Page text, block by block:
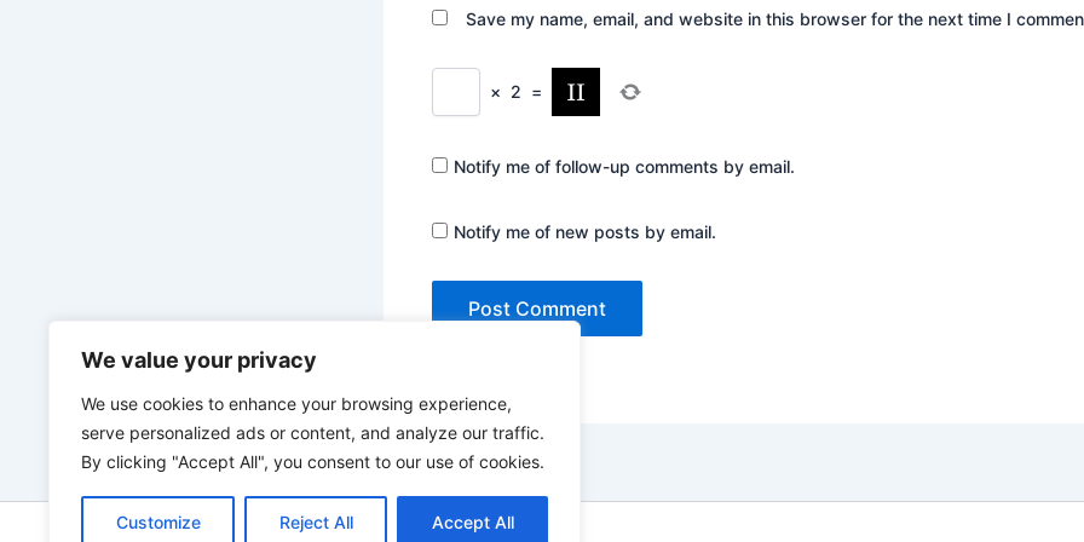
We value your privacy
We use cookies to enhance your browsing experience,
serve personalized ads or content, and analyze our traffic.
By clicking "Accept All", you consent to our use of cookies.
Customize Reject All Accept All
Save my name, email, and website in this browser for the next time I
× 2 =
Notify me of follow-up comments by email.
Notify me of new posts by email.